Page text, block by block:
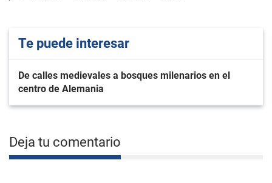
Te puede interesar
De calles medievales a bosques milenarios en el
centro de Alemania
Deja tu comentario